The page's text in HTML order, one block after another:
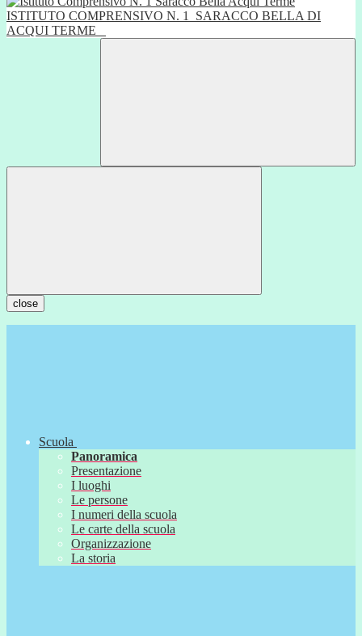
ISTITUTO COMPRENSIVO N. 1
SARACCO BELLA DI
ACQUI TERME
close
Scuola
Panoramica
Presentazione
I luoghi
Le persone
I numeri della scuola
Le carte della scuola
Organizzazione
La storia